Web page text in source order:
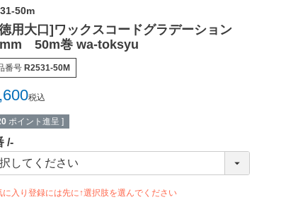
50m
用大口]ワックスコードグラデーション
50m巻 wa-toksyu
番号 R2531-50M
税込
ポイント進呈 ]
-